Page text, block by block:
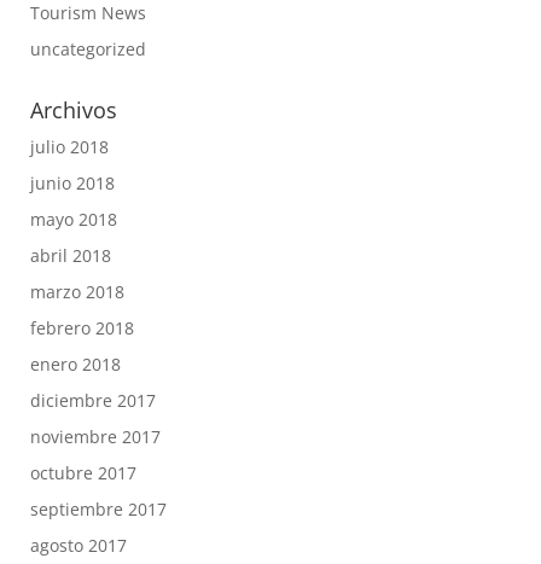
Tourism News
uncategorized
Archivos
julio 2018
junio 2018
mayo 2018
abril 2018
marzo 2018
febrero 2018
enero 2018
diciembre 2017
noviembre 2017
octubre 2017
septiembre 2017
agosto 2017